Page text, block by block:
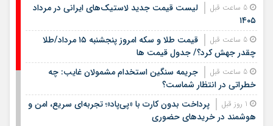
لیست قیمت جدید لاستیک‌های ایرانی در مرداد
۱۴۰۵
قیمت طلا و سکه امروز پنجشنبه ۱۵ مرداد/طلا
چقدر جهش کرد؟/ جدول قیمت ها
جریمه سنگین استخدام مشمولان غایب: چه
خطراتی در انتظار شماست؟
پرداخت بدون کارت با «پی‌پاد»؛ تجربه‌ای سریع، امن و
هوشمند در خریدهای حضوری